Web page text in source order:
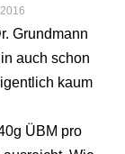
Grundmann
auch schon
kaum
ÜBM pro